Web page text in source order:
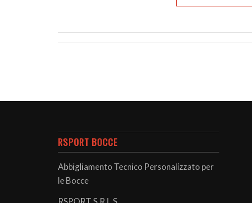
RSPORT BOCCE
Abbigliamento Tecnico Personalizzato per
le Bocce